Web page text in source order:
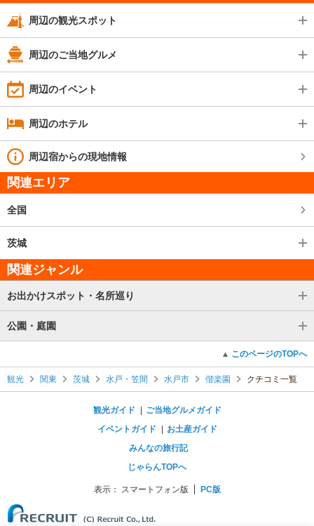
周辺の観光スポット
周辺のご当地グルメ
周辺のイベント
周辺のホテル
周辺宿からの現地情報
関連エリア
全国
茨城
関連ジャンル
お出かけスポット・名所巡り
公園・庭園
このページのTOPへ
観光 関東 茨城 水戸・笠間 水戸市 偕楽園 クチコミ一覧
観光ガイド
ご当地グルメガイド
イベントガイド
お土産ガイド
みんなの旅行記
じゃらんTOPへ
表示： スマートフォン版 PC版